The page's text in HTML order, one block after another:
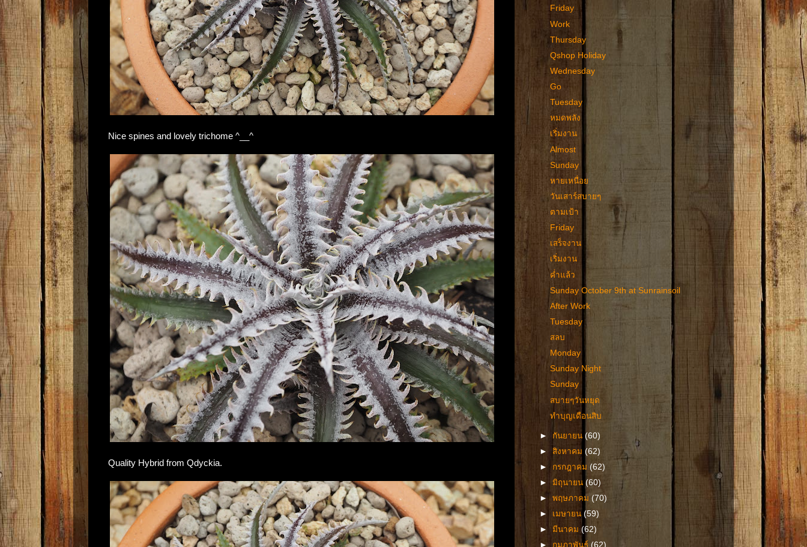
Nice spines and lovely trichome ^__^
Quality Hybrid from Qdyckia.
Friday
Work
Thursday
Qshop Holiday
Wednesday
Go
Tuesday
หมดพลัง
เริ่มงาน
Almost
Sunday
หายเหนื่อย
วันเสาร์สบายๆ
ตามเป้า
Friday
เสร็จงาน
เริ่มงาน
ค่ำแล้ว
Sunday October 9th at Sunrainsoil
After Work
Tuesday
สลบ
Monday
Sunday Night
Sunday
สบายๆวันหยุด
ทำบุญเดือนสิบ
► กันยายน(60)
►สิงหาคม(62)
► กรกฎาคม(62)
►มิถุนายน(60)
►พฤษภาคม(70)
► เมษายน(59)
►มีนาคม(62)
► กุมภาพันธ์(62)